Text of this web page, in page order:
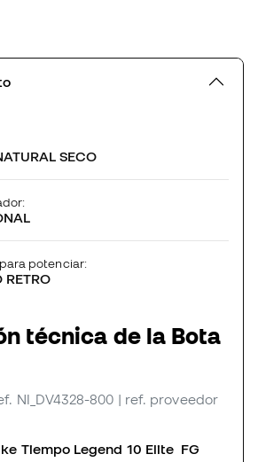
SECO
potenciar:
RETRO
técnica de la Bota
NI_DV4328-800 | ref. proveedor
Tiempo Legend 10 Elite FG